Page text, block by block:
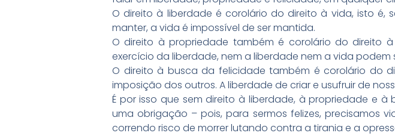
O direito à liberdade é corolário do direito à vida, isto é,
manter, a vida é impossível de ser mantida.
O direito à propriedade também é corolário do direito
exercício da liberdade, nem a liberdade nem a vida podem
O direito à busca da felicidade também é corolário do
imposição dos outros. A liberdade de criar e usufruir de
É por isso que sem direito à liberdade, à propriedade e
uma obrigação – pois, para sermos felizes, precisamos
correndo risco de morrer lutando contra a tirania e a